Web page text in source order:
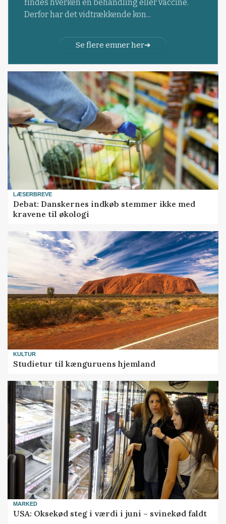
findes hverken en behandling eller vaccine.
Derfor har det vidtrækkende kon...
Se flere emner her
LÆSERBREVE
Debat: Danskernes indkøb stemmer ikke med
kravene til økologi
KULTUR
Studietur til kænguruens hjemland
MARKED
USA: Oksekød steg i værdi i juni – svinekød faldt